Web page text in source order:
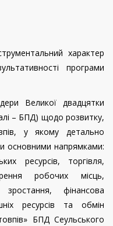
характер
програми
Великої двадцятки
– БПД) щодо розвитку,
у якому детально
основними напрямками:
ресурсів, торгівля,
робочих місць,
фінансова
ресурсів та обмін
БПД Сеульського